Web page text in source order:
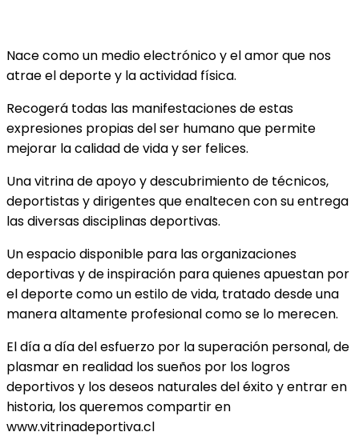
Nace como un medio electrónico y el amor que nos
atrae el deporte y la actividad física.
Recogerá todas las manifestaciones de estas
expresiones propias del ser humano que permite
mejorar la calidad de vida y ser felices.
Una vitrina de apoyo y descubrimiento de técnicos,
deportistas y dirigentes que enaltecen con su entrega
las diversas disciplinas deportivas.
Un espacio disponible para las organizaciones
deportivas y de inspiración para quienes apuestan por
el deporte como un estilo de vida, tratado desde una
manera altamente profesional como se lo merecen.
El día a día del esfuerzo por la superación personal, de
plasmar en realidad los sueños por los logros
deportivos y los deseos naturales del éxito y entrar en
historia, los queremos compartir en
www.vitrinadeportiva.cl